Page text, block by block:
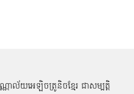
ាល័យអេឡិចត្រូនិចខ្មែរ ជាសម្បតិ្ត